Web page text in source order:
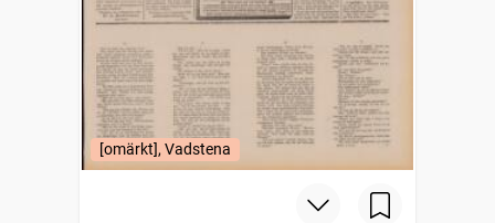
[omärkt], Vadstena